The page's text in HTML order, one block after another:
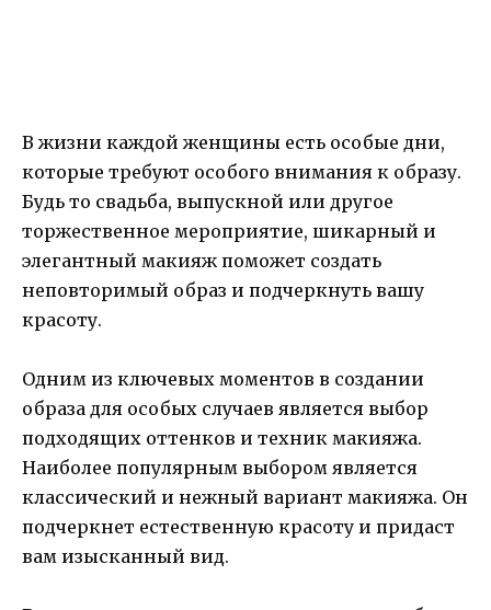
В жизни каждой женщины есть особые дни,
которые требуют особого внимания к образу.
Будь то свадьба, выпускной или другое
торжественное мероприятие, шикарный и
элегантный макияж поможет создать
неповторимый образ и подчеркнуть вашу
красоту.
Одним из ключевых моментов в создании
образа для особых случаев является выбор
подходящих оттенков и техник макияжа.
Наиболее популярным выбором является
классический и нежный вариант макияжа. Он
подчеркнет естественную красоту и придаст
вам изысканный вид.